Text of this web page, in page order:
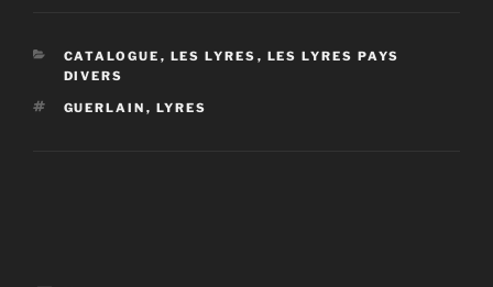
CATÉGORIES
CATALOGUE , LES LYRES , LES LYRES PAYS
DIVERS
ÉTIQUETTES
GUERLAIN , LYRES